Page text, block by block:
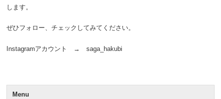
します。
ぜひフォロー、チェックしてみてください。
Instagramアカウント → saga_hakubi
Menu